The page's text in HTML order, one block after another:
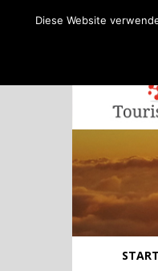
Diese Website